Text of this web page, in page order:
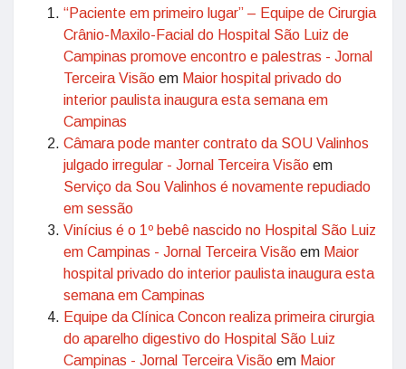
“Paciente em primeiro lugar” – Equipe de Cirurgia
Crânio-Maxilo-Facial do Hospital São Luiz de
Campinas promove encontro e palestras - Jornal
Terceira Visão em Maior hospital privado do
interior paulista inaugura esta semana em
Campinas
Câmara pode manter contrato da SOU Valinhos
julgado irregular - Jornal Terceira Visão em
Serviço da Sou Valinhos é novamente repudiado
em sessão
Vinícius é o 1º bebê nascido no Hospital São Luiz
em Campinas - Jornal Terceira Visão em Maior
hospital privado do interior paulista inaugura esta
semana em Campinas
Equipe da Clínica Concon realiza primeira cirurgia
do aparelho digestivo do Hospital São Luiz
Campinas - Jornal Terceira Visão em Maior